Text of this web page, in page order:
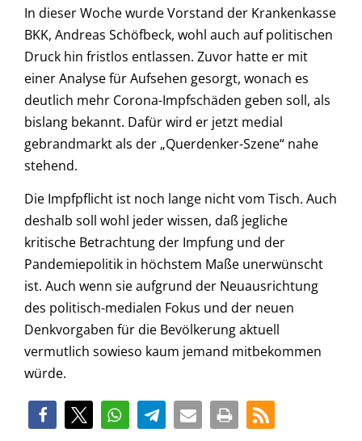
In dieser Woche wurde Vorstand der Krankenkasse
BKK, Andreas Schöfbeck, wohl auch auf politischen
Druck hin fristlos entlassen. Zuvor hatte er mit
einer Analyse für Aufsehen gesorgt, wonach es
deutlich mehr Corona-Impfschäden geben soll, als
bislang bekannt. Dafür wird er jetzt medial
gebrandmarkt als der „Querdenker-Szene“ nahe
stehend.
Die Impfpflicht ist noch lange nicht vom Tisch. Auch
deshalb soll wohl jeder wissen, daß jegliche
kritische Betrachtung der Impfung und der
Pandemiepolitik in höchstem Maße unerwünscht
ist. Auch wenn sie aufgrund der Neuausrichtung
des politisch-medialen Fokus und der neuen
Denkvorgaben für die Bevölkerung aktuell
vermutlich sowieso kaum jemand mitbekommen
würde.